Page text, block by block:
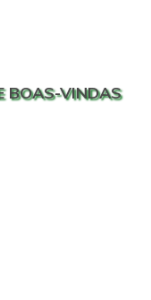
BOAS-VINDAS